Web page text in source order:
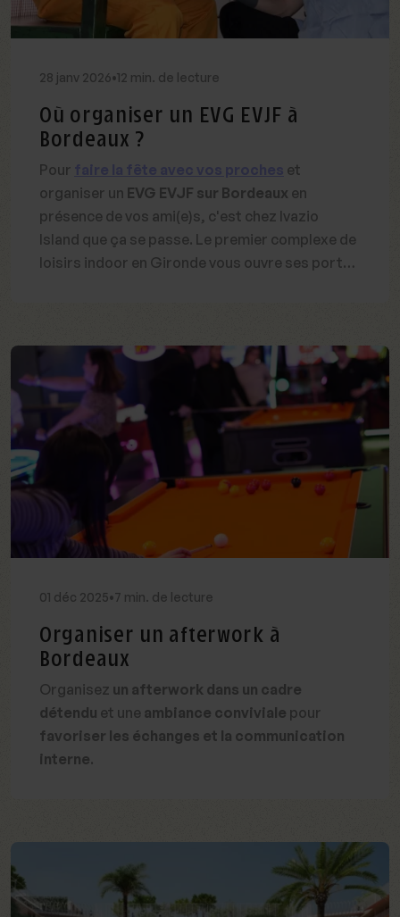
28 janv 2026•12 min. de lecture
Où organiser un EVG EVJF à
Bordeaux ?
Pour
et
organiser un EVG EVJF sur Bordeaux en
présence de vos ami(e)s, c'est chez Ivazio
Island que ça se passe. Le premier complexe de
loisirs indoor en Gironde vous ouvre ses portes
moment ensemble et créez des souvenirs
mémorables.
Ivazio, votre destination EVG-
EVJF !
01 déc 2025•7 min. de lecture
Organiser un afterwork à
Bordeaux
Organisez un afterwork dans un cadre
détendu et une ambiance conviviale pour
favoriser les échanges et la communication
interne.